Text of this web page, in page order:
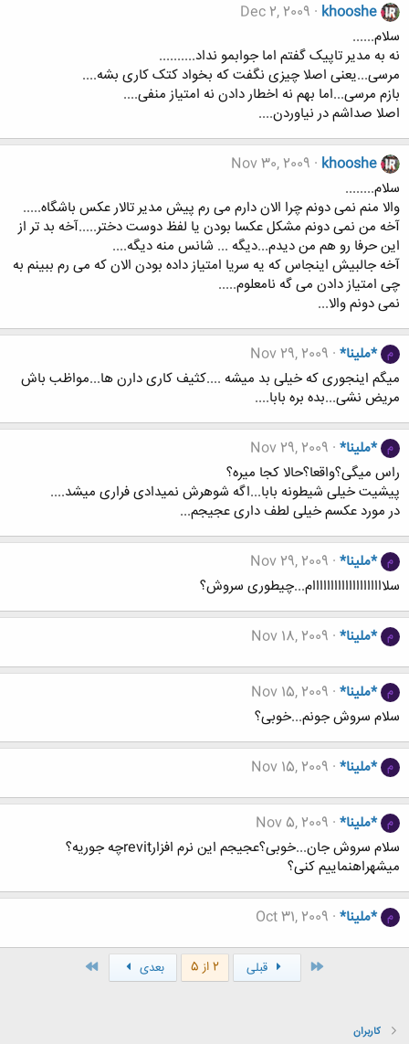
khooshe
Dec 2, 2009
سلام......
نه به مدیر تاپیک گفتم اما جوابمو نداد..........
مرسی...یعنی اصلا چیزی نگفت که بخواد کتک کاری بشه....
بازم مرسی...اما بهم نه اخطار دادن نه امتیاز منفی....
اصلا صداشم در نیاوردن....
khooshe
Nov 30, 2009
سلام........
والا منم نمی دونم چرا الان دارم می رم پیش مدیر تالار عکس باشگاه.....
آخه من نمی دونم مشکل عکسا بودن یا لفظ دوست دختر.....آخه بد تر از
این حرفا رو هم من دیدم...دیگه ... شانس منه دیگه....
آخه جالبیش اینجاس که یه سریا امتیاز داده بودن الان که می رم ببینم به
چی امتیاز دادن می گه نامعلوم.....
نمی دونم والا...
م *ملینا* Nov 29, 2009
میگم اینجوری که خیلی بد میشه ....کثیف کاری دارن ها...مواظب باش
مریض نشی...بده بره بابا....
م *ملینا* Nov 29, 2009
راس میگی؟واقعا؟حالا کجا میره؟
پیشیت خیلی شیطونه بابا...اگه شوهرش نمیدادی فراری میشد....
در مورد عکسم خیلی لطف داری عجیجم...
م *ملینا* Nov 29, 2009
سلاااااااااااااااااااام...چیطوری سروش؟
م *ملینا* Nov 18, 2009
م *ملینا* Nov 15, 2009
سلام سروش جونم...خوبی؟
م *ملینا* Nov 15, 2009
م *ملینا* Nov 5, 2009
سلام سروش جان...خوبی؟عجیجم این نرم افزارrevitچه جوریه؟
میشهراهنماییم کنی؟
م *ملینا* Oct 31, 2009
اول قبلی 2 از 5 بعدی
کاربران